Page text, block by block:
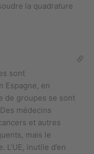
la quadrature
sont
Espagne, en
de groupes se sont
médecins
et autres
mais le
inutile d’en